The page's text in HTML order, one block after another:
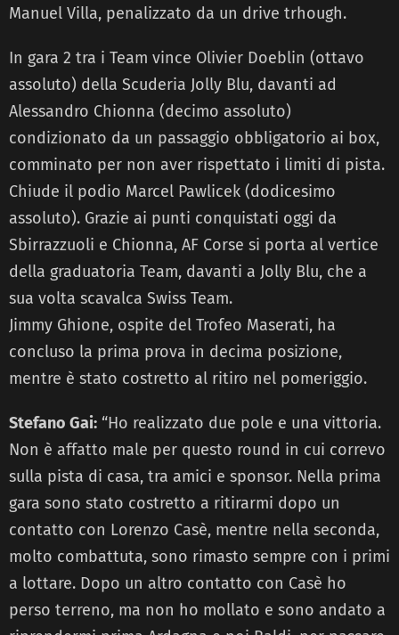
Manuel Villa, penalizzato da un drive trhough.
In gara 2 tra i Team vince Olivier Doeblin (ottavo
assoluto) della Scuderia Jolly Blu, davanti ad
Alessandro Chionna (decimo assoluto)
condizionato da un passaggio obbligatorio ai box,
comminato per non aver rispettato i limiti di pista.
Chiude il podio Marcel Pawlicek (dodicesimo
assoluto). Grazie ai punti conquistati oggi da
Sbirrazzuoli e Chionna, AF Corse si porta al vertice
della graduatoria Team, davanti a Jolly Blu, che a
sua volta scavalca Swiss Team.
Jimmy Ghione, ospite del Trofeo Maserati, ha
concluso la prima prova in decima posizione,
mentre è stato costretto al ritiro nel pomeriggio.
Stefano Gai: “Ho realizzato due pole e una vittoria.
Non è affatto male per questo round in cui correvo
sulla pista di casa, tra amici e sponsor. Nella prima
gara sono stato costretto a ritirarmi dopo un
contatto con Lorenzo Casè, mentre nella seconda,
molto combattuta, sono rimasto sempre con i primi
a lottare. Dopo un altro contatto con Casè ho
perso terreno, ma non ho mollato e sono andato a